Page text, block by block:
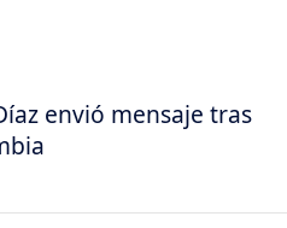
envió mensaje tras